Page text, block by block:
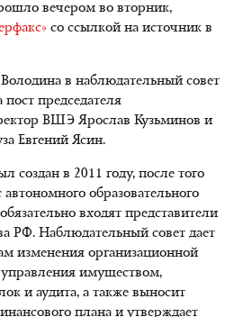
вечером во вторник,
со ссылкой на источник в
в наблюдательный совет
председателя
ВШЭ Ярослав Кузьминов и
Евгений Ясин.
создан в 2011 году, после того
образовательного
входят представители
РФ. Наблюдательный совет дает
изменения организационной
управления имуществом,
и аудита, а также выносит
плана и утверждает